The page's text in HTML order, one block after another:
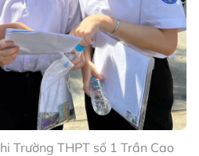
Trường THPT số 1 Trần Cao